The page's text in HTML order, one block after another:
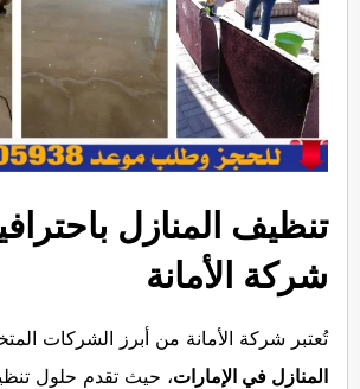
تنظيف المنازل
شركة الأمانة
تُعتبر شركة الأمانة من أبرز الشركات
المنازل في الإمارات، حيث تقدم حلول